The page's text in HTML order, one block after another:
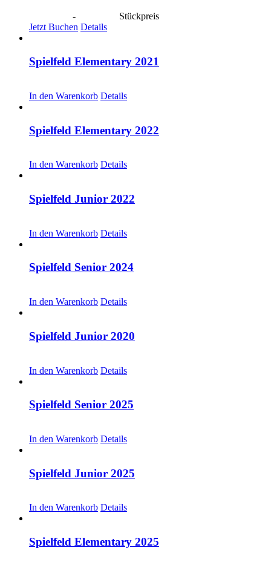
-
Stückpreis
Jetzt Buchen Details
Spielfeld Elementary 2021
In den Warenkorb Details
Spielfeld Elementary 2022
In den Warenkorb Details
Spielfeld Junior 2022
In den Warenkorb Details
Spielfeld Senior 2024
In den Warenkorb Details
Spielfeld Junior 2020
In den Warenkorb Details
Spielfeld Senior 2025
In den Warenkorb Details
Spielfeld Junior 2025
In den Warenkorb Details
Spielfeld Elementary 2025